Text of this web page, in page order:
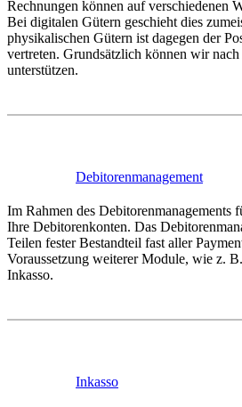
Rechnungen können auf verschiedenen
Bei digitalen Gütern geschieht dies
physikalischen Gütern ist dagegen der
vertreten. Grundsätzlich können wir
unterstützen.
Debitorenmanagement
Im Rahmen des Debitorenmanagements
Ihre Debitorenkonten. Das
Teilen fester Bestandteil fast aller
Voraussetzung weiterer Module, wie z.
Inkasso.
Inkasso